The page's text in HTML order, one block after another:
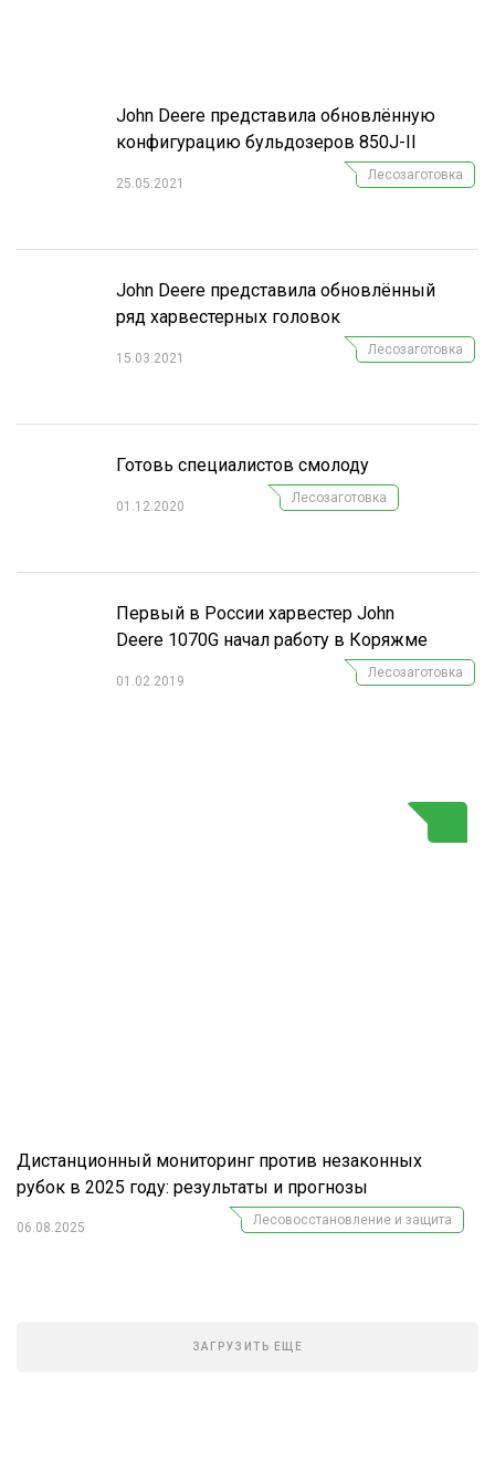
John Deere представила обновлённую
конфигурацию бульдозеров 850J-II
25.05.2021
Лесозаготовка
John Deere представила обновлённый
ряд харвестерных головок
15.03.2021
Лесозаготовка
Готовь специалистов смолоду
01.12.2020
Лесозаготовка
Первый в России харвестер John
Deere 1070G начал работу в Коряжме
01.02.2019
Лесозаготовка
Дистанционный мониторинг против незаконных
рубок в 2025 году: результаты и прогнозы
06.08.2025
Лесовосстановление и защита
ЗАГРУЗИТЬ ЕЩЕ